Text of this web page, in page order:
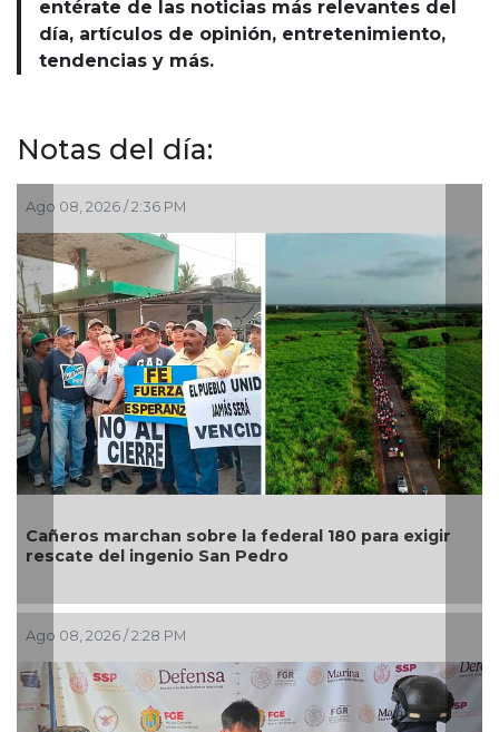
entérate de las noticias más relevantes del
día, artículos de opinión, entretenimiento,
tendencias y más.
Notas del día:
2026 / 2:36 PM
marchan sobre la federal 180 para exigir
del ingenio San Pedro
2026 / 2:28 PM
Madre
rechazar